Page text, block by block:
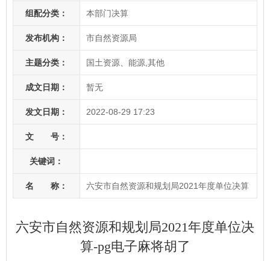
组配分类： 本部门决算
发布机构： 市自然资源局
主题分类： 国土资源、能源,其他
成文日期： 暂无
发文日期： 2022-08-29 17:23
文 号：
关键词：
名 称： 六安市自然资源和规划局2021年度单位决算
六安市自然资源和规划局2021年度单位决
算-pg电子麻将胡了